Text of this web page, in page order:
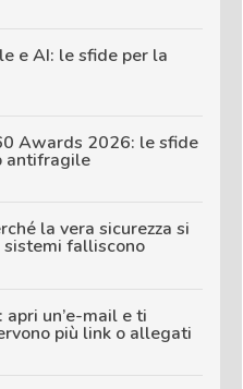
e AI: le sfide per la
Awards 2026: le sfide
antifragile
la vera sicurezza si
falliscono
un’e-mail e ti
più link o allegati